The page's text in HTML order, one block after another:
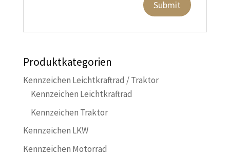
Produktkategorien
Kennzeichen Leichtkraftrad / Traktor
Kennzeichen Leichtkraftrad
Kennzeichen Traktor
Kennzeichen LKW
Kennzeichen Motorrad